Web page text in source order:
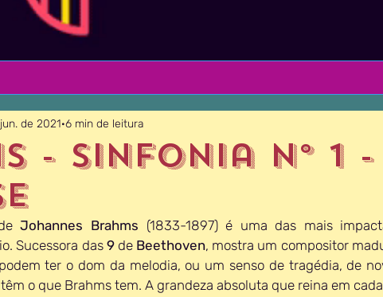
- Sinfonia Nº 1 -
de 2021 6 min de leitura
Johannes Brahms (1833-1897) é uma das mais
Sucessora das 9 de Beethoven, mostra um compositor
ter o dom da melodia, ou um senso de tragédia, de
o que Brahms tem. A grandeza absoluta que reina em